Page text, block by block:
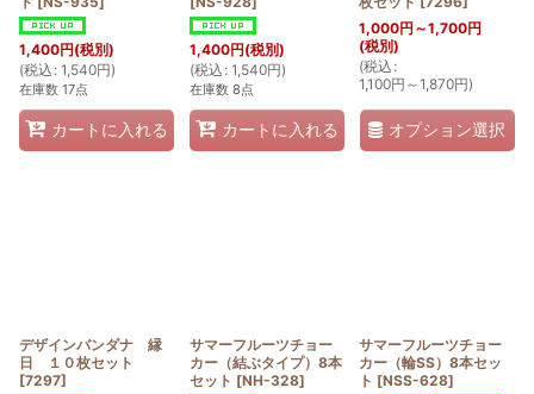
1,400円(税別)
(税込 : 1,540円)
在庫数 17点
カートに入れる
1,400円(税別)
(税込 : 1,540円)
在庫数 8点
カートに入れる
1,000円 ～1,700円
(税別)
(税込 :
1,100円 ～1,870円)
オプション選択
デザインバンダナ 縁
日 １０枚セット
[7297]
サマーフルーツチョー
カー（結ぶタイプ）8本
セット [NH-328]
サマーフルーツチョー
カー（輪SS）8本セッ
ト [NSS-628]